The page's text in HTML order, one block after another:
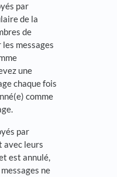
par
de la
de
les messages
une
chaque fois
comme
par
avec leurs
est annulé,
ne